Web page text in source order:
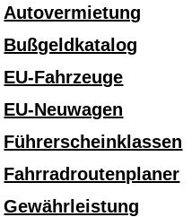
Autovermietung
Bußgeldkatalog
EU-Fahrzeuge
EU-Neuwagen
Führerscheinklassen
Fahrradroutenplaner
Gewährleistung